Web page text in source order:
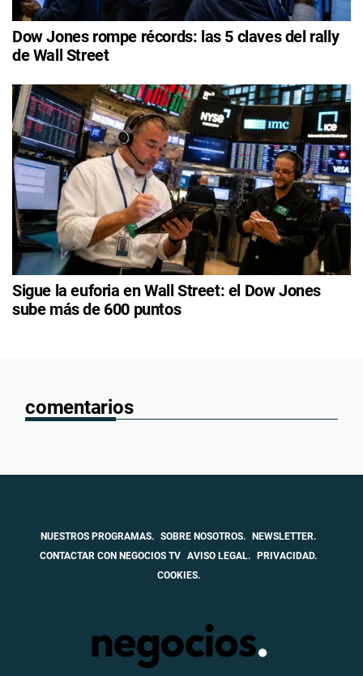
Dow Jones rompe récords: las 5 claves del rally
de Wall Street
Sigue la euforia en Wall Street: el Dow Jones
sube más de 600 puntos
comentarios
NUESTROS PROGRAMAS. SOBRE NOSOTROS.
NEWSLETTER.
CONTACTAR CON NEGOCIOS TV AVISO LEGAL.
PRIVACIDAD.
COOKIES.